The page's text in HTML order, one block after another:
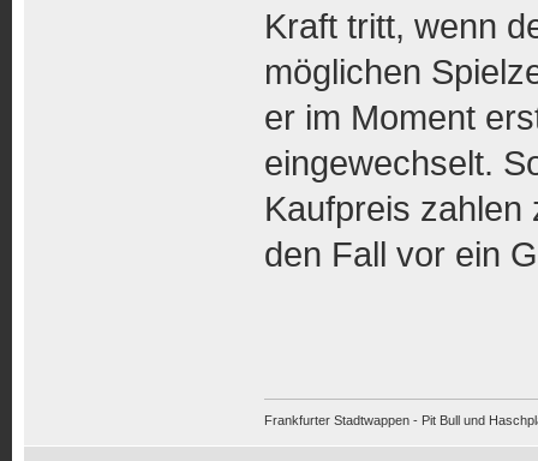
Kraft tritt, wenn
möglichen
er im Moment
eingewechselt.
Kaufpreis zahlen
den Fall vor ein
Frankfurter Stadtwappen - Pit Bull und